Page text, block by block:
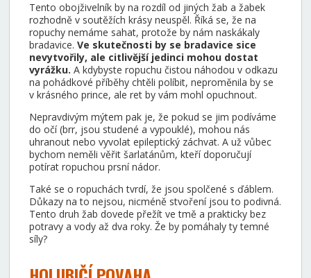
Tento obojživelník by na rozdíl od jiných žab a žabek
rozhodně v soutěžích krásy neuspěl. Říká se, že na
ropuchy nemáme sahat, protože by nám naskákaly
bradavice. Ve skutečnosti by se bradavice sice
nevytvořily, ale citlivější jedinci mohou dostat
vyrážku. A kdybyste ropuchu čistou náhodou v odkazu
na pohádkové příběhy chtěli políbit, neproměnila by se
v krásného prince, ale ret by vám mohl opuchnout.
Nepravdivým mýtem pak je, že pokud se jim podíváme
do očí (brr, jsou studené a vypouklé), mohou nás
uhranout nebo vyvolat epileptický záchvat. A už vůbec
bychom neměli věřit šarlatánům, kteří doporučují
potírat ropuchou prsní nádor.
Také se o ropuchách tvrdí, že jsou spolčené s ďáblem.
Důkazy na to nejsou, nicméně stvoření jsou to podivná.
Tento druh žab dovede přežít ve tmě a prakticky bez
potravy a vody až dva roky. Že by pomáhaly ty temné
síly?